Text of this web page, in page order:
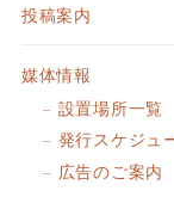
投稿案内
媒体情報
設置場所一覧
発行スケジュ
広告のご案内